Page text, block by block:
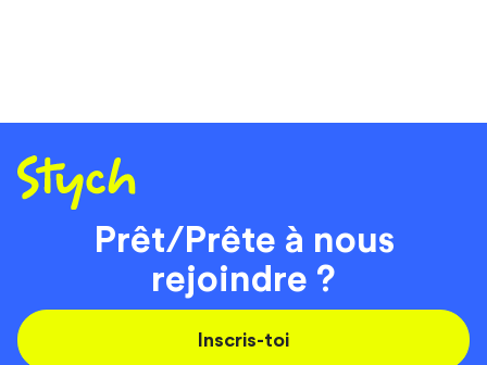
Prêt/Prête à nous
rejoindre ?
Inscris-toi